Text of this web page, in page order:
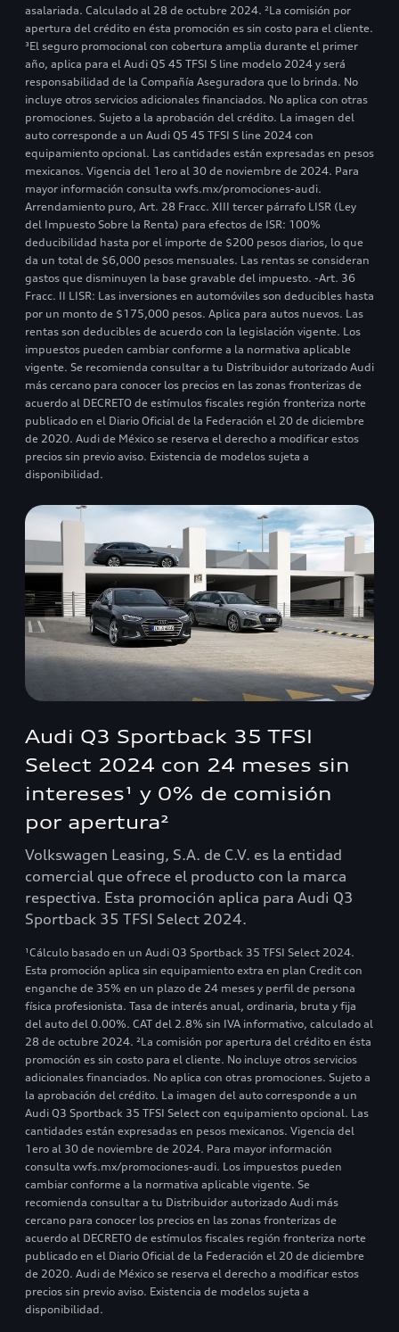
asalariada. Calculado al 28 de octubre 2024. ²La comisión por
apertura del crédito en ésta promoción es sin costo para el cliente.
³El seguro promocional con cobertura amplia durante el primer
año, aplica para el Audi Q5 45 TFSI S line modelo 2024 y será
responsabilidad de la Compañía Aseguradora que lo brinda. No
incluye otros servicios adicionales financiados. No aplica con otras
promociones. Sujeto a la aprobación del crédito. La imagen del
auto corresponde a un Audi Q5 45 TFSI S line 2024 con
equipamiento opcional. Las cantidades están expresadas en pesos
mexicanos. Vigencia del 1ero al 30 de noviembre de 2024. Para
mayor información consulta vwfs.mx/promociones-audi.
Arrendamiento puro, Art. 28 Fracc. XIII tercer párrafo LISR (Ley
del Impuesto Sobre la Renta) para efectos de ISR: 100%
deducibilidad hasta por el importe de $200 pesos diarios, lo que
da un total de $6,000 pesos mensuales. Las rentas se consideran
gastos que disminuyen la base gravable del impuesto. -Art. 36
Fracc. II LISR: Las inversiones en automóviles son deducibles hasta
por un monto de $175,000 pesos. Aplica para autos nuevos. Las
rentas son deducibles de acuerdo con la legislación vigente. Los
impuestos pueden cambiar conforme a la normativa aplicable
vigente. Se recomienda consultar a tu Distribuidor autorizado Audi
más cercano para conocer los precios en las zonas fronterizas de
acuerdo al DECRETO de estímulos fiscales región fronteriza norte
publicado en el Diario Oficial de la Federación el 20 de diciembre
de 2020. Audi de México se reserva el derecho a modificar estos
precios sin previo aviso. Existencia de modelos sujeta a
disponibilidad.
Audi Q3 Sportback 35 TFSI
Select 2024 con 24 meses sin
intereses¹ y 0% de comisión
por apertura²
Volkswagen Leasing, S.A. de C.V. es la entidad
comercial que ofrece el producto con la marca
respectiva. Esta promoción aplica para Audi Q3
Sportback 35 TFSI Select 2024.
¹Cálculo basado en un Audi Q3 Sportback 35 TFSI Select 2024.
Esta promoción aplica sin equipamiento extra en plan Credit con
enganche de 35% en un plazo de 24 meses y perfil de persona
física profesionista. Tasa de interés anual, ordinaria, bruta y fija
del auto del 0.00%. CAT del 2.8% sin IVA informativo, calculado al
28 de octubre 2024. ²La comisión por apertura del crédito en ésta
promoción es sin costo para el cliente. No incluye otros servicios
adicionales financiados. No aplica con otras promociones. Sujeto a
la aprobación del crédito. La imagen del auto corresponde a un
Audi Q3 Sportback 35 TFSI Select con equipamiento opcional. Las
cantidades están expresadas en pesos mexicanos. Vigencia del
1ero al 30 de noviembre de 2024. Para mayor información
consulta vwfs.mx/promociones-audi. Los impuestos pueden
cambiar conforme a la normativa aplicable vigente. Se
recomienda consultar a tu Distribuidor autorizado Audi más
cercano para conocer los precios en las zonas fronterizas de
acuerdo al DECRETO de estímulos fiscales región fronteriza norte
publicado en el Diario Oficial de la Federación el 20 de diciembre
de 2020. Audi de México se reserva el derecho a modificar estos
precios sin previo aviso. Existencia de modelos sujeta a
disponibilidad.